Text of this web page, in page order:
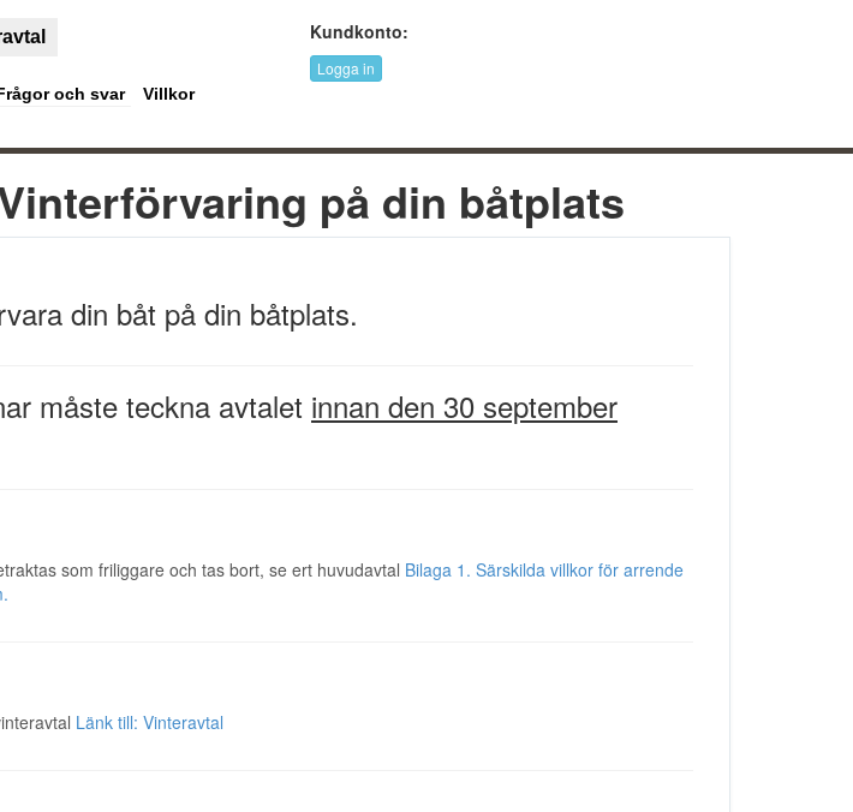
och svar Villkor
Kundkonto:
Logga in
på din båtplats
din båt på din båtplats.
måste teckna avtalet innan den 30 september
som friliggare och tas bort, se ert huvudavtal Bilaga 1. Särskilda villkor för arrende
Länk till: Vinteravtal